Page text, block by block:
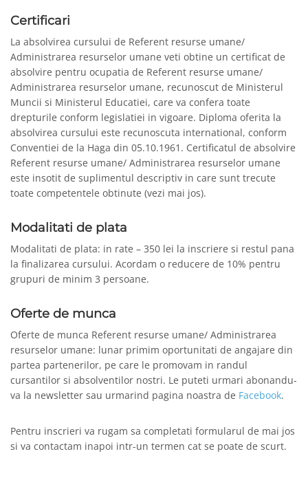
Certificari
La absolvirea cursului de Referent resurse umane/
Administrarea resurselor umane veti obtine un certificat de
absolvire pentru ocupatia de Referent resurse umane/
Administrarea resurselor umane, recunoscut de Ministerul
Muncii si Ministerul Educatiei, care va confera toate
drepturile conform legislatiei in vigoare. Diploma oferita la
absolvirea cursului este recunoscuta international, conform
Conventiei de la Haga din 05.10.1961. Certificatul de absolvire
Referent resurse umane/ Administrarea resurselor umane
este insotit de suplimentul descriptiv in care sunt trecute
toate competentele obtinute (vezi mai jos).
Modalitati de plata
Modalitati de plata: in rate – 350 lei la inscriere si restul pana
la finalizarea cursului. Acordam o reducere de 10% pentru
grupuri de minim 3 persoane.
Oferte de munca
Oferte de munca Referent resurse umane/ Administrarea
resurselor umane: lunar primim oportunitati de angajare din
partea partenerilor, pe care le promovam in randul
cursantilor si absolventilor nostri. Le puteti urmari abonandu-
va la newsletter sau urmarind pagina noastra de Facebook.
Pentru inscrieri va rugam sa completati formularul de mai jos
si va contactam inapoi intr-un termen cat se poate de scurt.